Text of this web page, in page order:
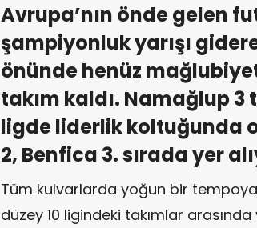
Avrupa’nın önde gelen
şampiyonluk yarışı
önünde henüz
takım kaldı. Namağlup
ligde liderlik koltuğunda
2, Benfica 3. sırada yer
Tüm kulvarlarda yoğun bir
düzey 10 ligindeki takımlar